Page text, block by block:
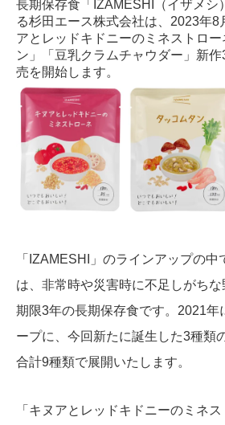
長期保存食「IZAMESHI（イザメシ
る杉田エース株式会社は、2023年8
アとレッドキドニーのミネストロ
ン」「豆乳クラムチャウダー」新
売を開始します。
「IZAMESHI」のラインアップの
は、非常時や災害時に不足しがち
期限3年の長期保存食です。2021年
ープに、今回新たに誕生した3種類
合計9種類で展開いたします。
「キヌアとレッドキドニーのミネ